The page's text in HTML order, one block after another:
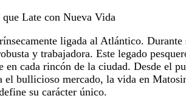
Late con Nueva Vida
ligada al Atlántico.
y trabajadora. Este legado
en cada rincón de la ciudad. Desde el
el bullicioso mercado, la vida en
su carácter único.